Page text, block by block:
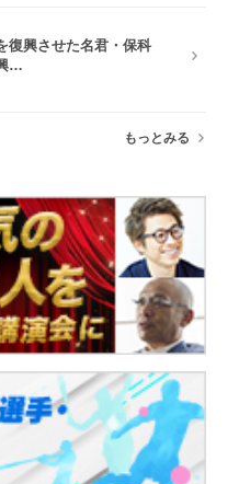
復興させた名君・保科
…
もっとみる